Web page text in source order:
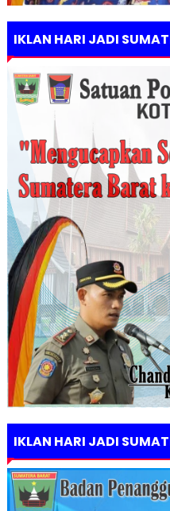
IKLAN HARI JADI
IKLAN HARI JADI